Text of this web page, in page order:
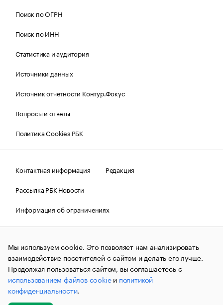
Поиск по ОГРН
Поиск по ИНН
Статистика и аудитория
Источники данных
Источник отчетности Контур.Фокус
Вопросы и ответы
Политика Cookies РБК
Контактная информация
Редакция
Рассылка РБК Новости
Информация об ограничениях
Правовая информация
О соблюдении авторских прав
© АО «РОСБИЗНЕСКОНСАЛТИНГ»,1995–2026.Сообщения
и материалы информационного агентства «РБК»
(зарегистрировано Федеральной службой по надзору в сфере
связи, информационных технологий и массовых
коммуникаций (Роскомнадзор) 09.12.2015 за номером ИА
№ФС77-63848) сопровождаются пометкой «РБК». Отдельные
публикации могут содержать информацию,
Мы используем cookie. Это позволяет нам анализировать
взаимодействие посетителей с сайтом и делать его лучше.
Продолжая пользоваться сайтом, вы соглашаетесь с
использованием файлов cookieи политикой
конфиденциальности.